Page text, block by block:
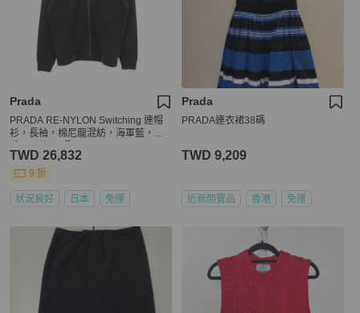
Prada
PRADA RE-NYLON Switching 連帽
衫，長袖，棉尼龍混紡，海軍藍，二
TWD 26,832
9 折
狀況良好 日本 免運
Prada
PRADA連衣裙38碼
TWD 9,209
近新閒置品 香港 免運